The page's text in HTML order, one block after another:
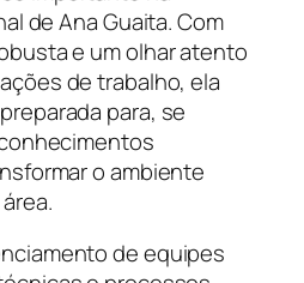
de Ana Guaita. Com
e um olhar atento
de trabalho, ela
para, se
o ambiente
de equipes